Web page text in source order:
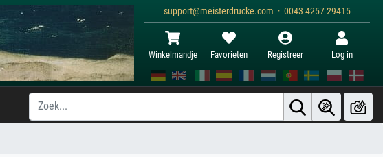
support@meisterdrucke.com · 0043 4257 29415
Winkelmandje Favorieten Registreer Log in